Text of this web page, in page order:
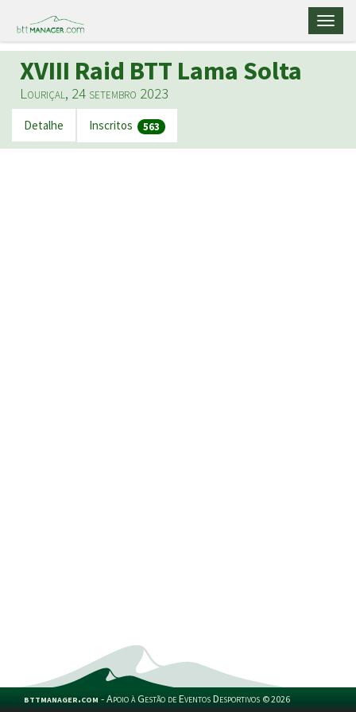
XVIII Raid BTT Lama Solta
Louriçal, 24 setembro 2023
Detalhe Inscritos 563
bttmanager.com -Apoio à Gestão de Eventos Desportivos ©2026